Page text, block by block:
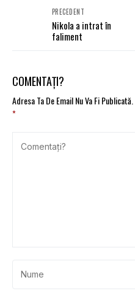
PRECEDENT
Nikola a intrat în
faliment
COMENTAȚI?
Adresa Ta De Email Nu Va Fi Publicată.
*